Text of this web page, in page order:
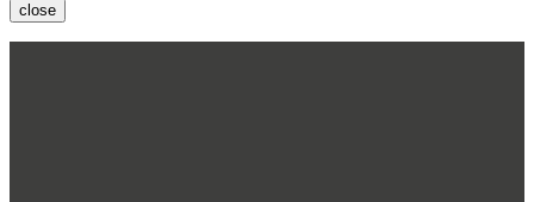
close